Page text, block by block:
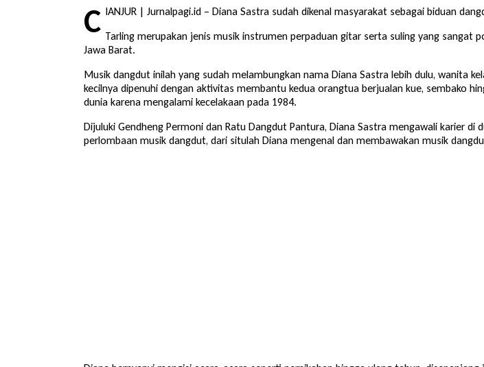
C IANJUR | Jurnalpagi.id – Diana Sastra sudah dikenal masyarakat sebagai biduan
Tarling merupakan jenis musik instrumen perpaduan gitar serta suling yang sangat
Jawa Barat.
Musik dangdut inilah yang sudah melambungkan nama Diana Sastra lebih dulu, wanita
kecilnya dipenuhi dengan aktivitas membantu kedua orangtua berjualan kue, sembako
dunia karena mengalami kecelakaan pada 1984.
Dijuluki Gendheng Permoni dan Ratu Dangdut Pantura, Diana Sastra mengawali karier
perlombaan musik dangdut, dari situlah Diana mengenal dan membawakan musik